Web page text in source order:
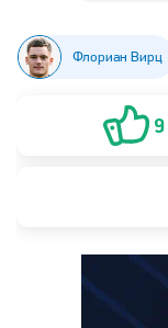
Флориан Вирц
9